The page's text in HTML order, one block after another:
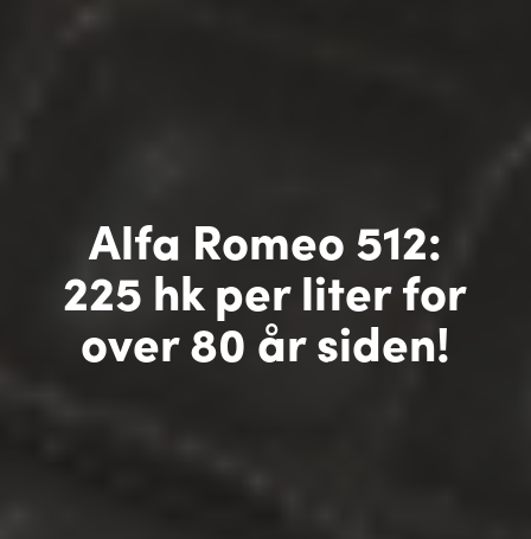
Alfa Romeo 512:
225 hk per liter for
over 80 år siden!